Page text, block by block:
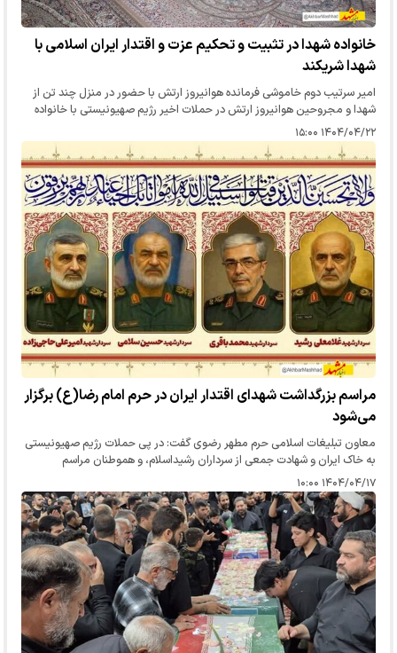
خانواده شهدا در تثبیت و تحکیم عزت و اقتدار ایران اسلامی با
شهدا شریکند
امیر سرتیب دوم خاموشی فرمانده هوانیروز ارتش با حضور در منزل چند تن از
شهدا و مجروحین هوانیروز ارتش در حملات اخیر رژیم صهیونیستی با خانواده
ایشان دیدار و ضمن عرض تبریک و تسلیت به ایشان از صبر،استقامت…
۱۴۰۴/۰۴/۲۲ ۱۵:۰۰
مراسم بزرگداشت شهدای اقتدار ایران در حرم امام رضا(ع) برگزار
می‌شود
معاون تبلیغات اسلامی حرم مطهر رضوی گفت: در پی حملات رژیم صهیونیستی
به خاک ایران و شهادت جمعی از سرداران رشیداسلام، و هموطنان مراسم
بزرگداشتی در حرم امام رضا(ع) برگزار می شود.
۱۴۰۴/۰۴/۱۷ ۱۰:۰۰